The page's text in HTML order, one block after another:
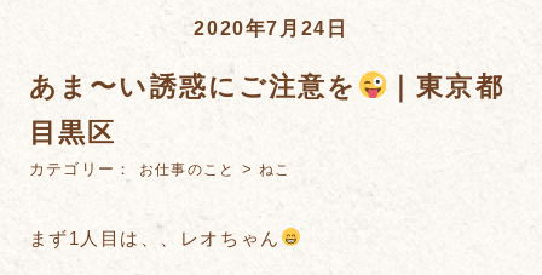
2020年7月24日
あま〜い誘惑にご注意を
｜東京都
目黒区
カテゴリー： お仕事のこと >ねこ
まず1人目は、、レオちゃん